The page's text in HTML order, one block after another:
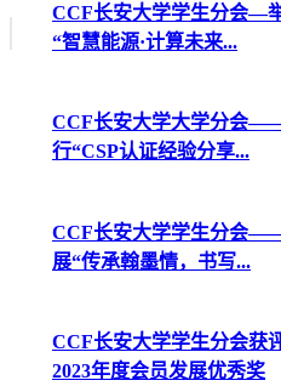
CCF长安大学学生分会—
“智慧能源·计算未来...
CCF长安大学大学分会
行“CSP认证经验分享...
CCF长安大学学生分会
展“传承翰墨情，书写...
CCF长安大学学生分会获
2023年度会员发展优秀奖